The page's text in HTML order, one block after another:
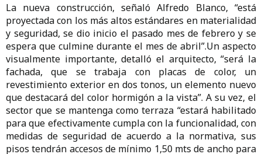
La nueva construcción, señaló Alfredo Blanco, “está
proyectada con los más altos estándares en materialidad
y seguridad, se dio inicio el pasado mes de febrero y se
espera que culmine durante el mes de abril”.Un aspecto
visualmente importante, detalló el arquitecto, “será la
fachada, que se trabaja con placas de color, un
revestimiento exterior en dos tonos, un elemento nuevo
que destacará del color hormigón a la vista”. A su vez, el
sector que se mantenga como terraza “estará habilitado
para que efectivamente cumpla con la funcionalidad, con
medidas de seguridad de acuerdo a la normativa, sus
pisos tendrán accesos de mínimo 1,50 mts de ancho para